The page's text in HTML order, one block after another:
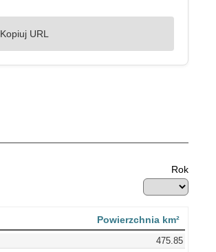
Kopiuj URL
Rok
Powierzchnia km²
475.85